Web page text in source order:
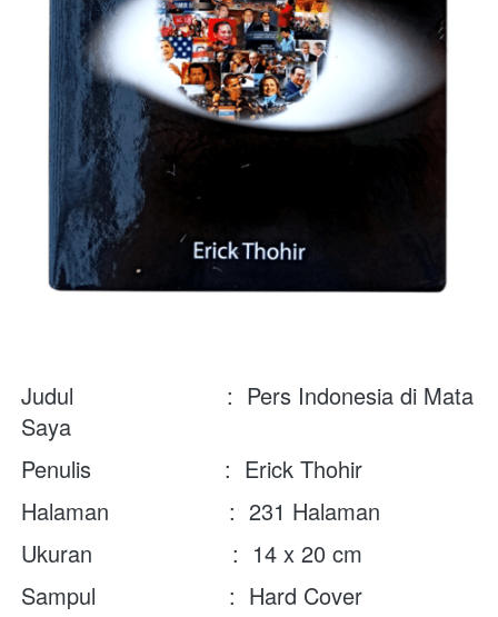
Judul                       :  Pers Indonesia di Mata
Saya
Penulis                    : Erick Thohir
Halaman                  :  231 Halaman
Ukuran                     :  14 x 20 cm
Sampul                    :  Hard Cover